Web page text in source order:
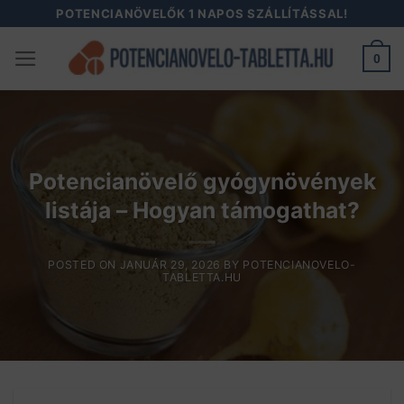
content
POTENCIANÖVELŐK 1 NAPOS SZÁLLÍTÁSSAL!
0
Potencianövelő gyógynövények
listája – Hogyan támogathat?
POSTED ON JANUÁR 29, 2026 BY POTENCIANOVELO-
TABLETTA.HU